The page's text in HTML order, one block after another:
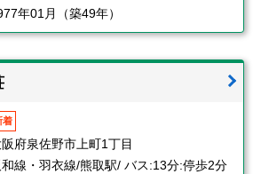
年01月（築49年）
着
阪府泉佐野市上町1丁目
和線・羽衣線/熊取駅/ バス:13分:停歩2分